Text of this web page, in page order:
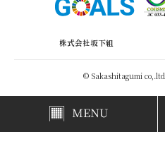
株式会社坂下組
© Sakashitagumi